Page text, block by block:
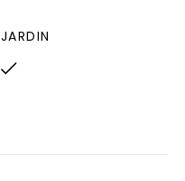
JARDIN